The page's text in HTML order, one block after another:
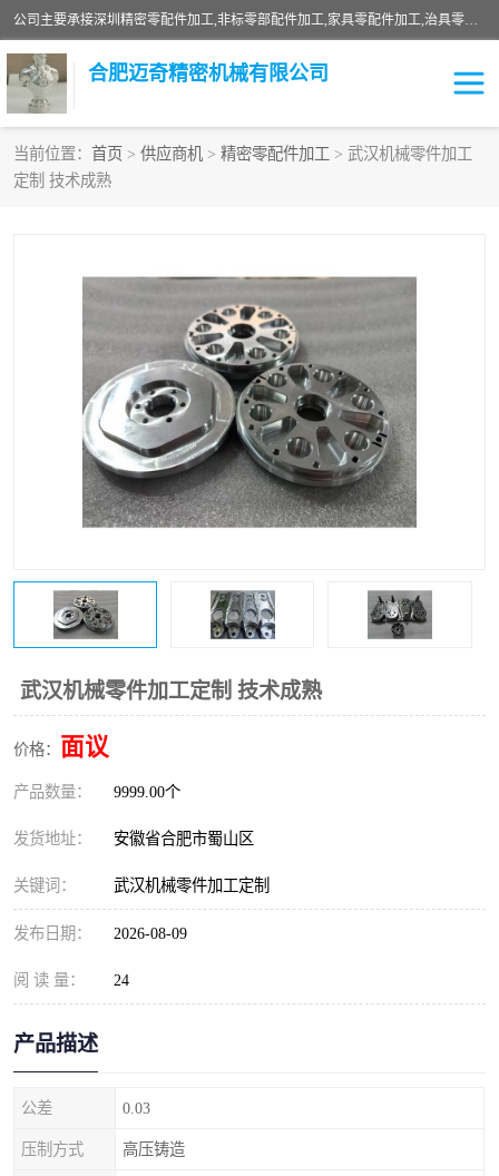
公司主要承接深圳精密零配件加工,非标零部配件加工,家具零配件加工,治具零配件加工,安徽精密零配件加工等各种各种精密机械加工，欢迎来来电咨询！
合肥迈奇精密机械有限公司
当前位置： 首页 > 供应商机 > 精密零配件加工 > 武汉机械零件加工
定制 技术成熟
武汉机械零件加工定制 技术成熟
价格： 面议
产品数量： 9999.00个
发货地址： 安徽省合肥市蜀山区
关键词： 武汉机械零件加工定制
发布日期： 2026-08-09
阅 读 量： 24
产品描述
公差 0.03
压制方式 高压铸造
铣床加工
数控精密机加工
零部件机加工 机床零件加工
CNC加工 数控机床加工
不锈钢加工